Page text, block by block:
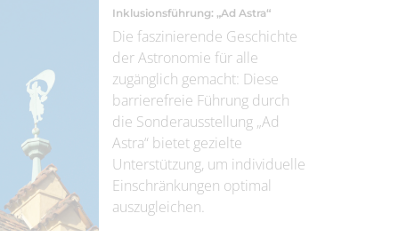
Inklusionsführung: „Ad Astra“
Die faszinierende Geschichte
der Astronomie für alle
zugänglich gemacht: Diese
barrierefreie Führung durch
die Sonderausstellung „Ad
Astra“ bietet gezielte
Unterstützung, um individuelle
Einschränkungen optimal
auszugleichen.